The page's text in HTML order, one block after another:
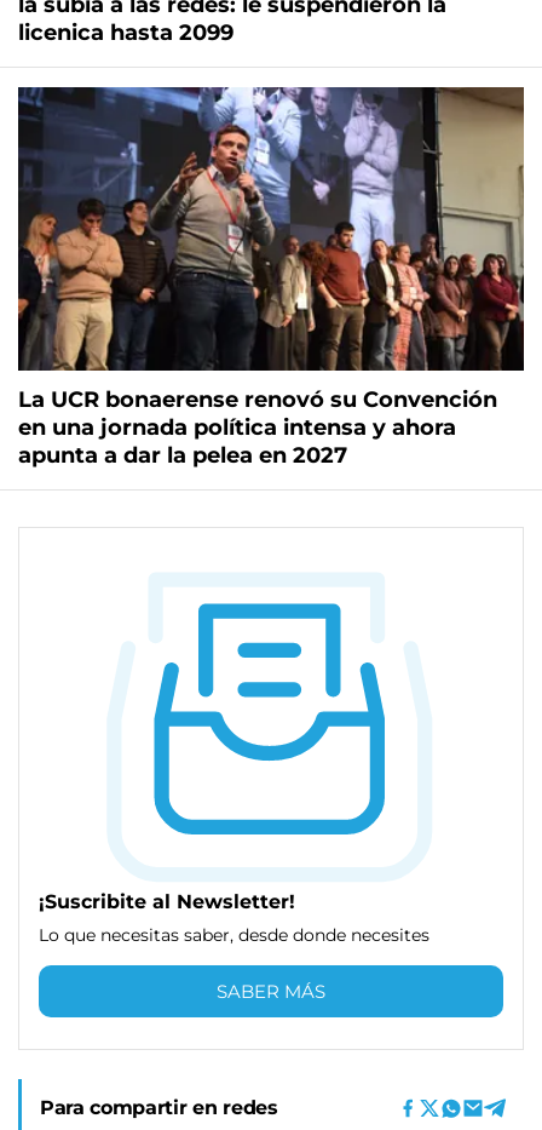
licenica hasta 2099
La UCR bonaerense renovó su Convención
en una jornada política intensa y ahora
apunta a dar la pelea en 2027
¡Suscribite al Newsletter!
Lo que necesitas saber, desde donde necesites
SABER MÁS
Para compartir en redes